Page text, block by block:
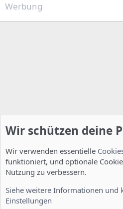
Werbung
Wir schützen deine
Wir verwenden essentielle
funktioniert, und optionale
Nutzung zu verbessern.
Siehe weitere Informationen und
Einstellungen